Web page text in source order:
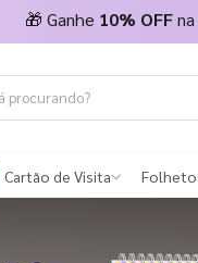
🎁 Ganhe 10% OFFna
Cartão de Visita